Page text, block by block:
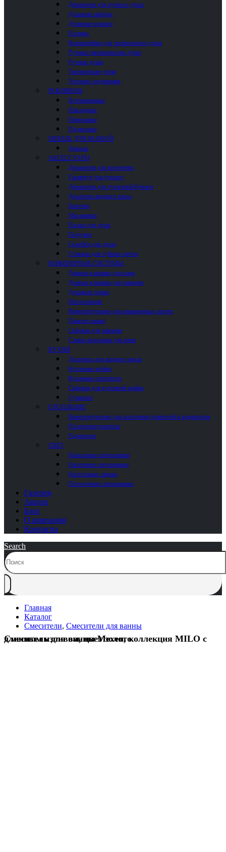
Держатели для ручного душа
Душевые наборы
Душевые шланги
Изливы
Кронштейны для тропического душа
Ручные гигиенические души
Ручные души
Тропические души
Угловые соединения
РАКОВИНЫ
Встраиваемые
Накладные
Напольные
Подвесные
МЕБЕЛЬ ДЛЯ ВАННОЙ
Зеркала
АКСЕССУАРЫ
Держатели для полотенец
Гарнитур для туалета
Держатели для туалетной бумаги
Дозаторы жидкого мыла
Крючки
Мыльницы
Полки для душа
Поручни
Скребки для душа
Стаканы для зубных щеток
ИНЖЕНЕРНЫЕ СИСТЕМЫ
Донные клапаны для ванн
Донные клапаны для раковин
Душевые трапы
Инсталляции
Комплектующие для инженерных систем
Панели смыва
Сифоны для раковин
Сливы-переливы для ванн
КУХНЯ
Дозаторы для жидкого мыла
Кухонные мойки
Кухонные смесители
Сифоны для кухонной мойки
Сушилки
ОТОПЛЕНИЕ
Комплектующие для полотенцесушителей и радиаторов
Полотенцесушители
Радиаторы
СВЕТ
Напольные светильники
Настенные светильники
Настольные лампы
Потолочные светильники
Галерея
Акции
Блог
О компании
Контакты
Search
Главная
Каталог
Cмесители, Смесители для ванны
Смеситель для ванны Mexen, коллекция MILO с длинным изливом, цвет золото